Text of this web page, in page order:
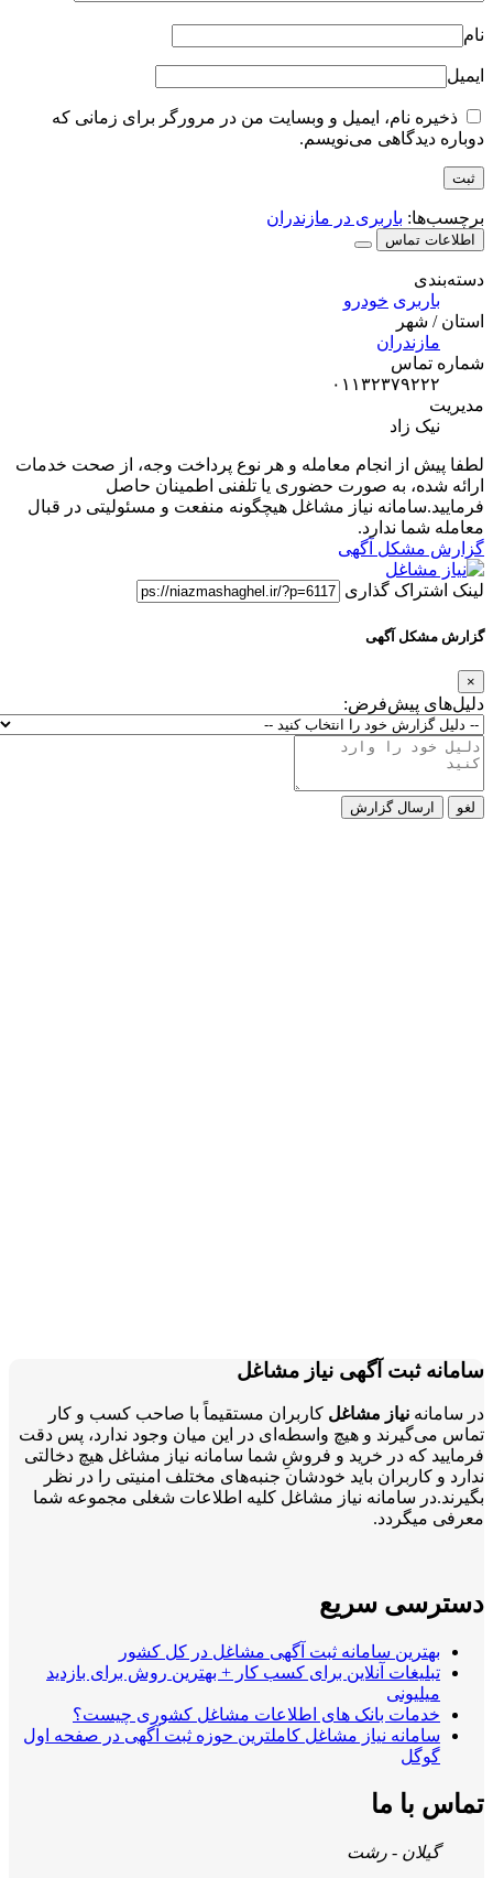
نام
ایمیل
ذخیره نام، ایمیل و وبسایت من در مرورگر برای زمانی که
دوباره دیدگاهی می‌نویسم.
برچسب‌ها: باربری در مازندران
اطلاعات تماس
دسته‌بندی
باربری خودرو
استان / شهر
مازندران
شماره تماس
۰۱۱۳۲۳۷۹۲۲۲
مدیریت
نیک زاد
لطفا پیش از انجام معامله و هر نوع پرداخت وجه، از صحت خدمات
ارائه شده، به صورت حضوری یا تلفنی اطمینان حاصل
فرمایید.سامانه نیاز مشاغل هیچگونه منفعت و مسئولیتی در قبال
معامله شما ندارد.
گزارش مشکل آگهی
لینک اشتراک گذاری
گزارش مشکل آگهی
×
دلیل‌های پیش‌فرض:
لغو ارسال گزارش
سامانه ثبت آگهی نیاز مشاغل
در سامانه نیاز مشاغلکاربران مستقیماً با صاحب کسب و کار
تماس می‌گیرند و هیچ واسطه‌ای در این میان وجود ندارد، پس دقت
فرمایید که در خرید و فروشِ شما سامانه نیاز مشاغل هیچ دخالتی
ندارد و کاربران باید خودشان جنبه‌های مختلف امنیتی را در نظر
بگیرند.در سامانه نیاز مشاغل کلیه اطلاعات شغلی مجموعه شما
معرفی میگردد.
دسترسی سریع
بهترین سامانه ثبت آگهی مشاغل در کل کشور
تبلیغات آنلاین برای کسب کار + بهترین روش برای بازدید
میلیونی
خدمات بانک های اطلاعات مشاغل کشوری چیست؟
سامانه نیاز مشاغل کاملترین حوزه ثبت آگهی در صفحه اول
گوگل
تماس با ما
گیلان - رشت